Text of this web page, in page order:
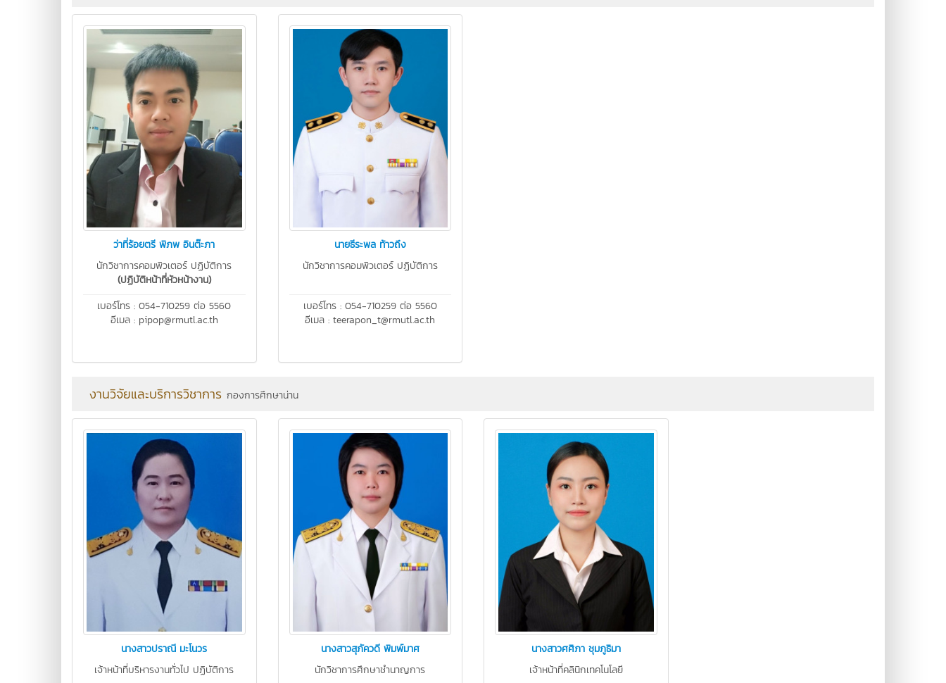
ว่าที่ร้อยตรี พิภพ อินต๊ะภา
นักวิชาการคอมพิวเตอร์ ปฏิบัติการ
(ปฏิบัติหน้าที่หัวหน้างาน)
เบอร์โทร : 054-710259 ต่อ 5560
อีเมล : pipop@rmutl.ac.th
นายธีระพล ท้าวถึง
นักวิชาการคอมพิวเตอร์ ปฏิบัติการ
เบอร์โทร : 054-710259 ต่อ 5560
อีเมล : teerapon_t@rmutl.ac.th
งานวิจัยและบริการวิชาการ กองการศึกษาน่าน
นางสาวปราณี มะโนวร
เจ้าหน้าที่บริหารงานทั่วไป ปฏิบัติการ
นางสาวสุภัควดี พิมพ์มาศ
นักวิชาการศึกษาชำนาญการ
นางสาวศศิภา ชุมภูธิมา
เจ้าหน้าที่คลินิกเทคโนโลยี